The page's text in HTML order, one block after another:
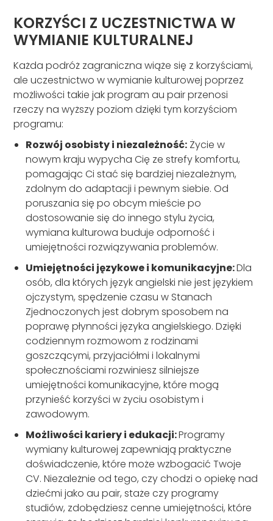
KORZYŚCI Z UCZESTNICTWA W
WYMIANIE KULTURALNEJ
Każda podróż zagraniczna wiąże się z korzyściami,
ale uczestnictwo w wymianie kulturowej poprzez
możliwości takie jak program au pair przenosi
rzeczy na wyższy poziom dzięki tym korzyściom
programu:
Rozwój osobisty i niezależność: Życie w
nowym kraju wypycha Cię ze strefy komfortu,
pomagając Ci stać się bardziej niezależnym,
zdolnym do adaptacji i pewnym siebie. Od
poruszania się po obcym mieście po
dostosowanie się do innego stylu życia,
wymiana kulturowa buduje odporność i
umiejętności rozwiązywania problemów.
Umiejętności językowe i komunikacyjne:Dla
osób, dla których język angielski nie jest językiem
ojczystym, spędzenie czasu w Stanach
Zjednoczonych jest dobrym sposobem na
poprawę płynności języka angielskiego. Dzięki
codziennym rozmowom z rodzinami
goszczącymi, przyjaciółmi i lokalnymi
społecznościami rozwiniesz silniejsze
umiejętności komunikacyjne, które mogą
przynieść korzyści w życiu osobistym i
zawodowym.
Możliwości kariery i edukacji:Programy
wymiany kulturowej zapewniają praktyczne
doświadczenie, które może wzbogacić Twoje
CV. Niezależnie od tego, czy chodzi o opiekę nad
dziećmi jako au pair, staże czy programy
studiów, zdobędziesz cenne umiejętności, które